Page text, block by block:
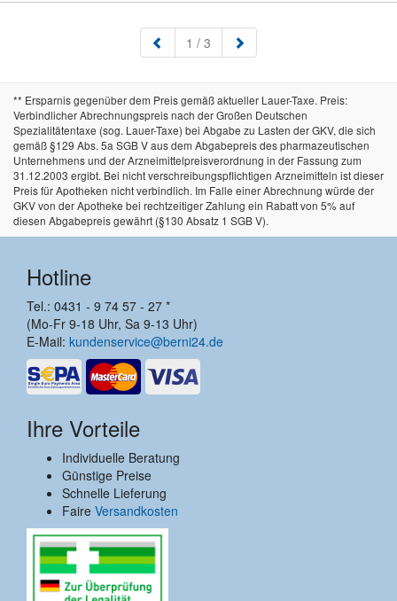
1 (aktuell)
/ 3
** Ersparnis gegenüber dem Preis gemäß aktueller Lauer-Taxe. Preis:
Verbindlicher Abrechnungspreis nach der Großen Deutschen
Spezialitätentaxe (sog. Lauer-Taxe) bei Abgabe zu Lasten der GKV, die sich
gemäß §129 Abs. 5a SGB V aus dem Abgabepreis des pharmazeutischen
Unternehmens und der Arzneimittelpreisverordnung in der Fassung zum
31.12.2003 ergibt. Bei nicht verschreibungspflichtigen Arzneimitteln ist dieser
Preis für Apotheken nicht verbindlich. Im Falle einer Abrechnung würde der
GKV von der Apotheke bei rechtzeitiger Zahlung ein Rabatt von 5% auf
diesen Abgabepreis gewährt (§130 Absatz 1 SGB V).
Hotline
Tel.: 0431 - 9 74 57 - 27 *
(Mo-Fr 9-18 Uhr, Sa 9-13 Uhr)
E-Mail: kundenservice@berni24.de
Ihre Vorteile
Individuelle Beratung
Günstige Preise
Schnelle Lieferung
Faire Versandkosten